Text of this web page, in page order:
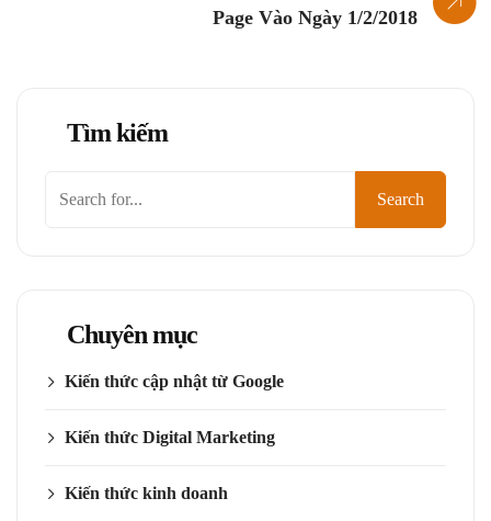
Page Vào Ngày 1/2/2018
Tìm kiếm
Search
Chuyên mục
Kiến thức cập nhật từ Google
Kiến thức Digital Marketing
Kiến thức kinh doanh